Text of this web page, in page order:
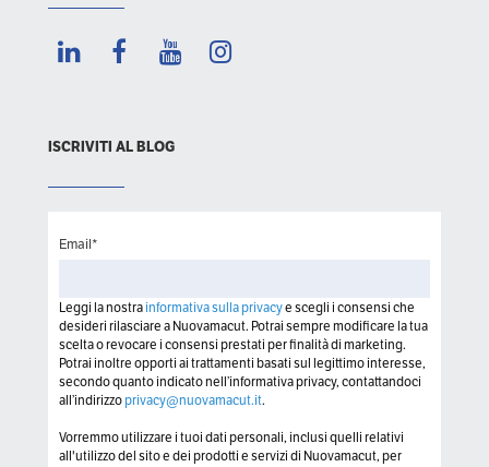
ISCRIVITI AL BLOG
Email*
Leggi la nostra informativa sulla privacye scegli i consensi che
desideri rilasciare a Nuovamacut. Potrai sempre modificare la tua
scelta o revocare i consensi prestati per finalità di marketing.
Potrai inoltre opporti ai trattamenti basati sul legittimo interesse,
secondo quanto indicato nell’informativa privacy, contattandoci
all’indirizzoprivacy@nuovamacut.it.
Vorremmo utilizzare i tuoi dati personali, inclusi quelli relativi
all'utilizzo del sito e dei prodotti e servizi di Nuovamacut, per